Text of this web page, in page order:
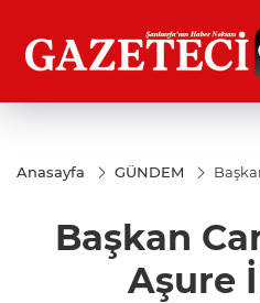
Anasayfa GÜNDEM
Başkan
Aşure